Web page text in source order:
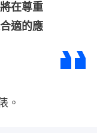
在尊重
適的應
。